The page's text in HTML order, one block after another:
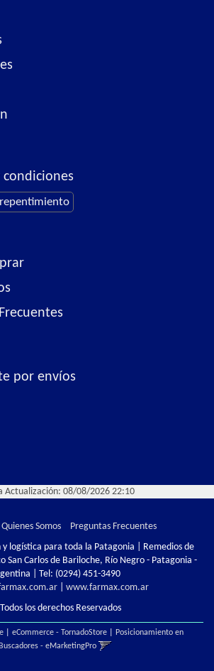
condiciones
por envíos
Actualización: 08/08/2026 22:10
Quienes Somos
Preguntas Frecuentes
y logística para toda la Patagonia | Remedios de
San Carlos de Bariloche, Río Negro - Patagonia -
| Tel: (0294) 451-3490
| www.farmax.com.ar
los derechos Reservados
| eCommerce - TornadoStore|
Posicionamiento en
Buscadores - eMarketingPro